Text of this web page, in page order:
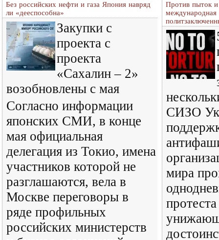
Без российских нефти и газа Япония навряд
ли «дееспособна»
Закупки с
проекта с
проекта
«Сахалин – 2»
возобновлены с мая
Согласно информации
японских СМИ, в конце
мая официальная
делегация из Токио, имена
участников которой не
разглашаются, вела в
Москве переговоры в
ряде профильных
российских министерств
Против пыток и
международная
СИЗО
мира